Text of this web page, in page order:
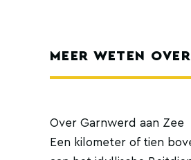
MEER WETEN OVER
Over Garnwerd aan Zee
Een kilometer of tien